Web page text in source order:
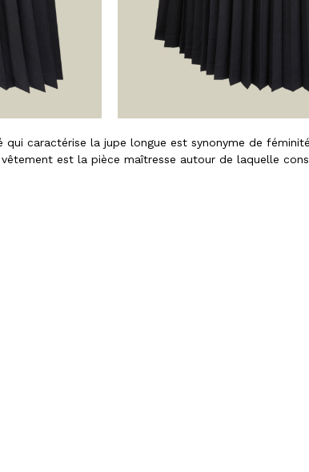
qui caractérise la jupe longue est synonyme de
est la pièce maîtresse autour de laquelle